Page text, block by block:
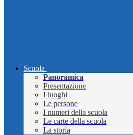
Scuola
Panoramica
Presentazione
I luoghi
Le persone
I numeri della scuola
Le carte della scuola
La storia